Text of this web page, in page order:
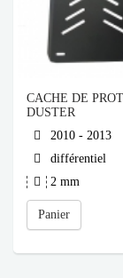
CACHE DE
DUSTER
2010 - 2013
différentiel
2 mm
Panier